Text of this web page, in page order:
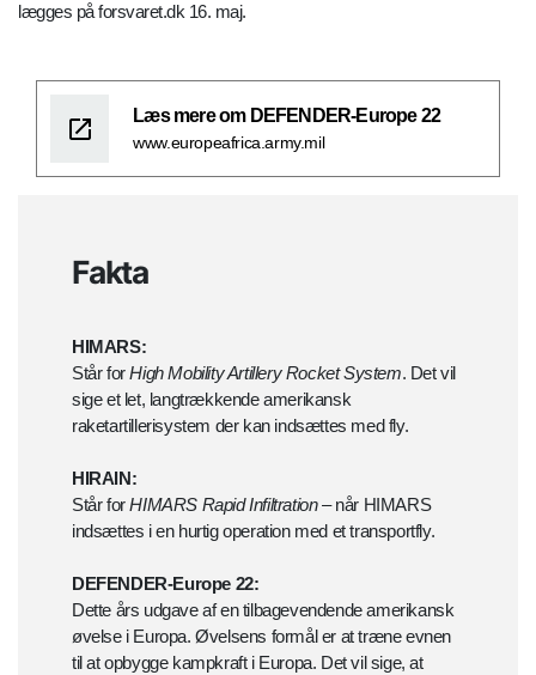
lægges på forsvaret.dk 16. maj.
Læs mere om DEFENDER-Europe 22
www.europeafrica.army.mil
Fakta
HIMARS:
Står forHigh Mobility Artillery Rocket System. Det vil
sige et let, langtrækkende amerikansk
raketartillerisystem der kan indsættes med fly.
HIRAIN:
Står forHIMARS Rapid Infiltration– når HIMARS
indsættes i en hurtig operation med et transportfly.
DEFENDER-Europe 22:
Dette års udgave af en tilbagevendende amerikansk
øvelse i Europa. Øvelsens formål er at træne evnen
til at opbygge kampkraft i Europa. Det vil sige, at